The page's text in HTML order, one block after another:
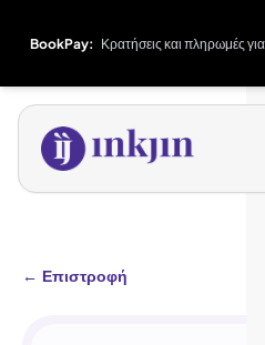
BookPay: Κρατήσεις και πληρωμές
← Επιστροφή